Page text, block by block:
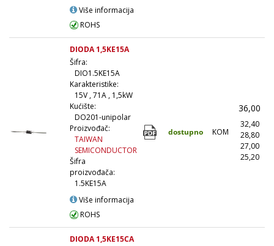
Više informacija
ROHS
DIODA 1,5KE15A
Šifra:
DIO1.5KE15A
Karakteristike:
15V , 71A , 1,5kW
Kućište:
DO201-unipolar
Proizvođač:
TAIWAN
SEMICONDUCTOR
Šifra
proizvođača:
1.5KE15A
Više informacija
ROHS
dostupno KOM
36,00
32,40
28,80
27,00
25,20
DIODA 1,5KE15CA